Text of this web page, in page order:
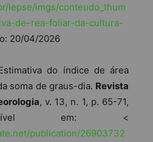
lepse/imgs/conteudo_thum
de–rea-foliar-da-cultura-
20/04/2026
do índice de área
soma de graus-dia. Revista
, v. 13, n. 1, p. 65-71,
em: <
publication/26903732